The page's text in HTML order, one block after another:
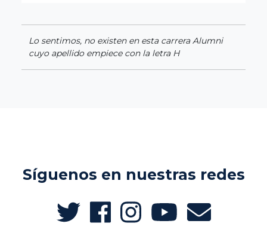
Lo sentimos, no existen en esta carrera Alumni
cuyo apellido empiece con la letra H
Síguenos en nuestras redes